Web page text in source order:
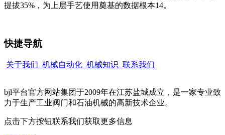
提拔35%，为上层手艺使用奠基的数据根本14。
快捷导航
关于我们 机械自动化 机械知识 联系我们
bjl平台官方网站集团于2009年在江苏盐城成立，是一家专业致
力于生产工业阀门和石油机械的高新技术企业。
点击下方按钮联系我们获取更多信息